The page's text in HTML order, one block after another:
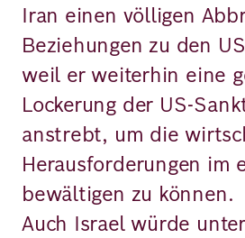
Iran einen völligen
Beziehungen zu den
weil er weiterhin eine
Lockerung der US-
anstrebt, um die
Herausforderungen im
bewältigen zu können.
Auch Israel würde